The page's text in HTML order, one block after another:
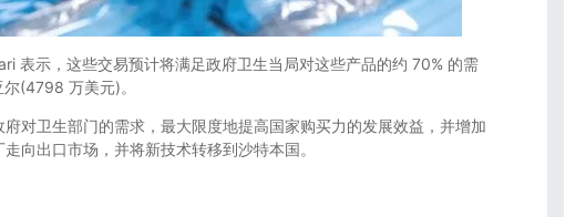
示，这些交易预计将满足政府卫生当局对这些产品的约 70% 的需
(4798 万美元)。
卫生部门的需求，最大限度地提高国家购买力的发展效益，并增加
向出口市场，并将新技术转移到沙特本国。